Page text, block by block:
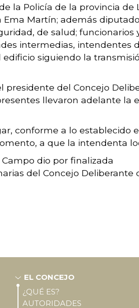
la Policía de la provincia
Martín; además
de salud;
intermedias, intendentes
siguiendo la
presidente del Concejo
llevaron adelante la
conforme a lo establecido
a que la intendenta
dio por finalizada
del Concejo Deliberante
EL CONCEJO
¿QUÉ ES?
AUTORIDADES